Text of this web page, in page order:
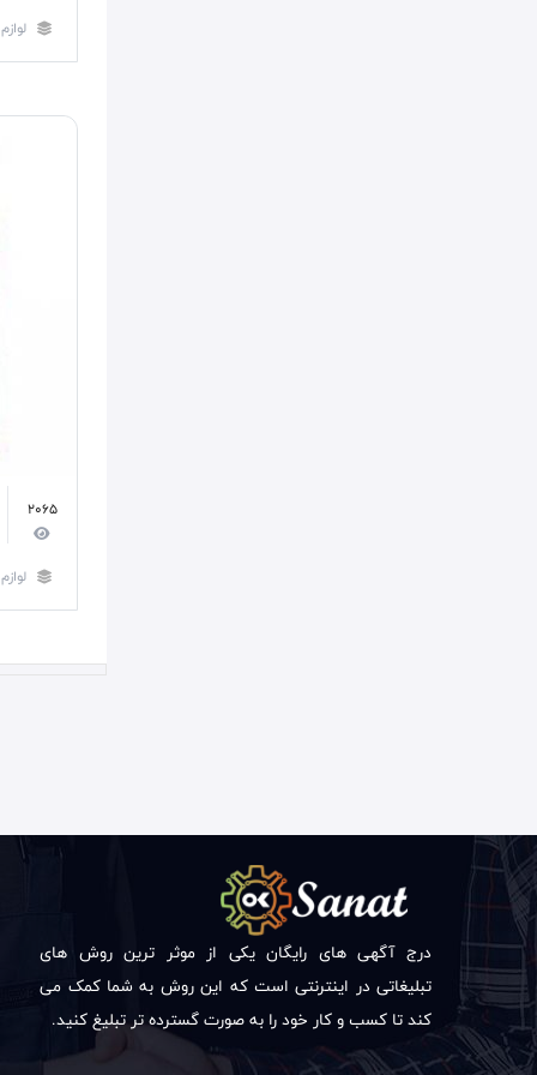
2065
درج آگهی های رایگان یکی از موثر ترین روش های
تبلیغاتی در اینترنتی است که این روش به شما کمک می
کند تا کسب و کار خود را به صورت گسترده تر تبلیغ کنید.